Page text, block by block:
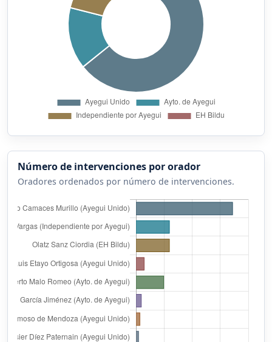
Número de intervenciones por orador
Oradores ordenados por número de intervenciones.